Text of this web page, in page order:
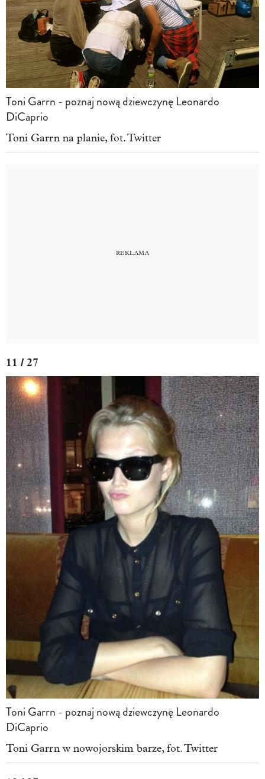
Toni Garrn - poznaj nową dziewczynę Leonardo
DiCaprio
Toni Garrn na planie, fot. Twitter
11 / 27
Toni Garrn - poznaj nową dziewczynę Leonardo
DiCaprio
Toni Garrn w nowojorskim barze, fot. Twitter